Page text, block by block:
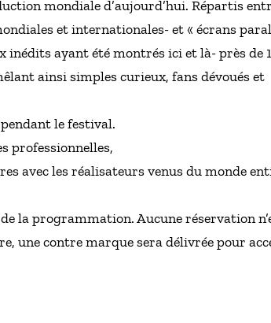
mondiale d’aujourd’hui. Répartis
et internationales- et « écrans
inédits ayant été montrés ici et là- près de
ainsi simples curieux, fans dévoués et
le festival.
professionnelles,
avec les réalisateurs venus du monde
la programmation. Aucune réservation
une contre marque sera délivrée pour